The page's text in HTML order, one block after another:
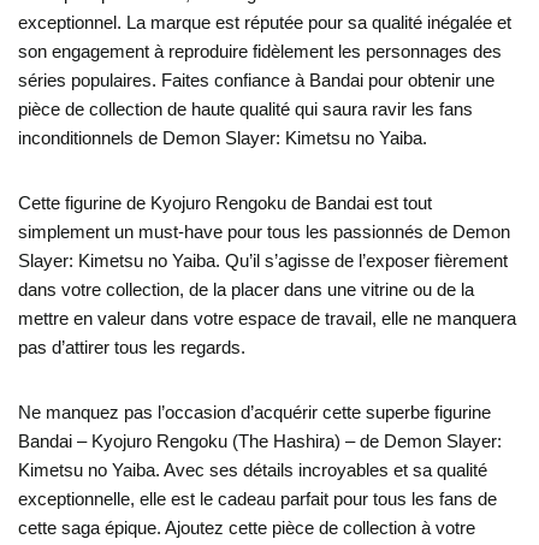
exceptionnel. La marque est réputée pour sa qualité inégalée et
son engagement à reproduire fidèlement les personnages des
séries populaires. Faites confiance à Bandai pour obtenir une
pièce de collection de haute qualité qui saura ravir les fans
inconditionnels de Demon Slayer: Kimetsu no Yaiba.
Cette figurine de Kyojuro Rengoku de Bandai est tout
simplement un must-have pour tous les passionnés de Demon
Slayer: Kimetsu no Yaiba. Qu’il s’agisse de l’exposer fièrement
dans votre collection, de la placer dans une vitrine ou de la
mettre en valeur dans votre espace de travail, elle ne manquera
pas d’attirer tous les regards.
Ne manquez pas l’occasion d’acquérir cette superbe figurine
Bandai – Kyojuro Rengoku (The Hashira) – de Demon Slayer:
Kimetsu no Yaiba. Avec ses détails incroyables et sa qualité
exceptionnelle, elle est le cadeau parfait pour tous les fans de
cette saga épique. Ajoutez cette pièce de collection à votre